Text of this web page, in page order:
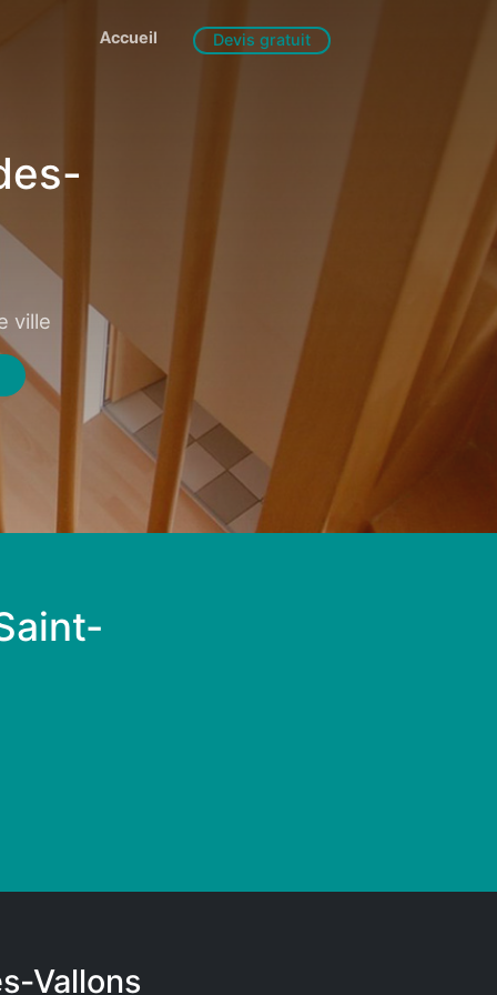
Accueil Devis gratuit
ville
Vallons